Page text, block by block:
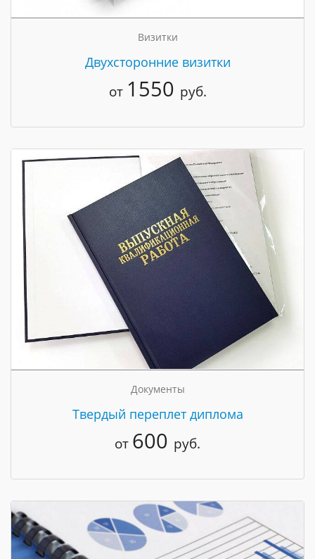
Визитки
Двухсторонние визитки
от 1550 руб.
Документы
Твердый переплет диплома
от 600 руб.